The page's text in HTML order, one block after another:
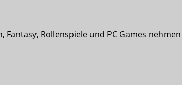
Fantasy, Rollenspiele und PC Games